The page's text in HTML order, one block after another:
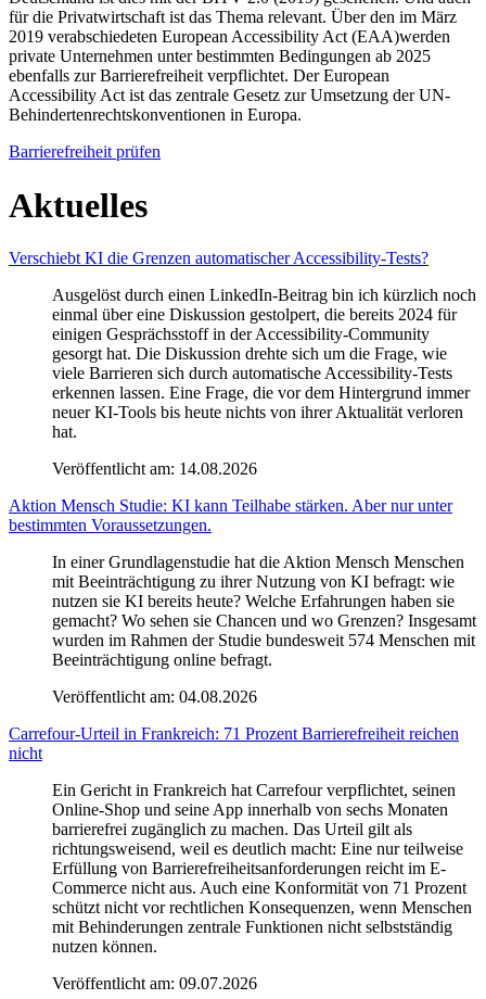
für die Privatwirtschaft ist das Thema relevant. Über den im März
2019 verabschiedeten European Accessibility Act (EAA)werden
private Unternehmen unter bestimmten Bedingungen ab 2025
ebenfalls zur Barrierefreiheit verpflichtet. Der European
Accessibility Act ist das zentrale Gesetz zur Umsetzung der UN-
Behindertenrechtskonventionen in Europa.
Barrierefreiheit prüfen
Aktuelles
Verschiebt KI die Grenzen automatischer Accessibility-Tests?
Ausgelöst durch einen LinkedIn-Beitrag bin ich kürzlich noch
einmal über eine Diskussion gestolpert, die bereits 2024 für
einigen Gesprächsstoff in der Accessibility-Community
gesorgt hat. Die Diskussion drehte sich um die Frage, wie
viele Barrieren sich durch automatische Accessibility-Tests
erkennen lassen. Eine Frage, die vor dem Hintergrund immer
neuer KI-Tools bis heute nichts von ihrer Aktualität verloren
hat.
Veröffentlicht am: 14.08.2026
Aktion Mensch Studie: KI kann Teilhabe stärken. Aber nur unter
bestimmten Voraussetzungen.
In einer Grundlagenstudie hat die Aktion Mensch Menschen
mit Beeinträchtigung zu ihrer Nutzung von KI befragt: wie
nutzen sie KI bereits heute? Welche Erfahrungen haben sie
gemacht? Wo sehen sie Chancen und wo Grenzen? Insgesamt
wurden im Rahmen der Studie bundesweit 574 Menschen mit
Beeinträchtigung online befragt.
Veröffentlicht am: 04.08.2026
Carrefour-Urteil in Frankreich: 71 Prozent Barrierefreiheit reichen
nicht
Ein Gericht in Frankreich hat Carrefour verpflichtet, seinen
Online-Shop und seine App innerhalb von sechs Monaten
barrierefrei zugänglich zu machen. Das Urteil gilt als
richtungsweisend, weil es deutlich macht: Eine nur teilweise
Erfüllung von Barrierefreiheitsanforderungen reicht im E-
Commerce nicht aus. Auch eine Konformität von 71 Prozent
schützt nicht vor rechtlichen Konsequenzen, wenn Menschen
mit Behinderungen zentrale Funktionen nicht selbstständig
nutzen können.
Veröffentlicht am: 09.07.2026